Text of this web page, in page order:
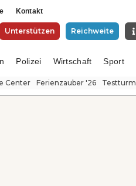
Kontakt
Unterstützen Reichweite
Polizei Wirtschaft Sport
Center Ferienzauber '26 Testturm